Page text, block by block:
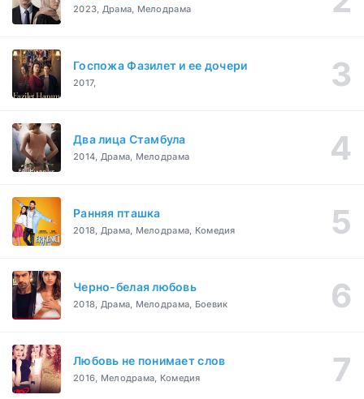
2023, Драма, Мелодрама
Госпожа Фазилет и ее дочери
2017,
Два лица Стамбула
2014, Драма, Мелодрама
Ранняя пташка
2018, Драма, Мелодрама, Комедия
Черно-белая любовь
2018, Драма, Мелодрама, Боевик
Любовь не понимает слов
2016, Мелодрама, Комедия